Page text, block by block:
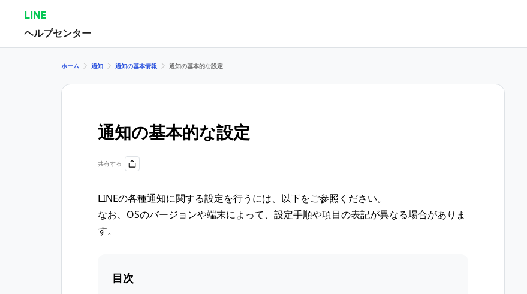
LINE
ヘルプセンター
ホーム 通知 通知の基本情報 通知の基本的な設定
通知の基本的な設定
共有する
LINEの各種通知に関する設定を行うには、以下をご参照ください。
なお、OSのバージョンや端末によって、設定手順や項目の表記が異なる場合がありま
す。
目次